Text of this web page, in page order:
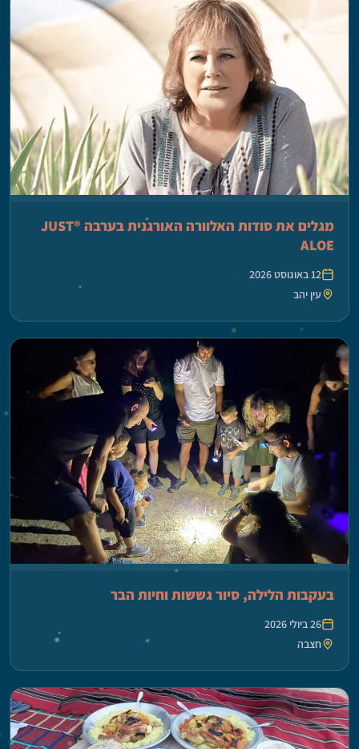
מגלים את סודות האלוורה האורגנית בערבה ®JUST
ALOE
12 באוגוסט 2026
עין יהב
בעקבות הלילה, סיור גששות וחיות הבר
26 ביולי 2026
חצבה